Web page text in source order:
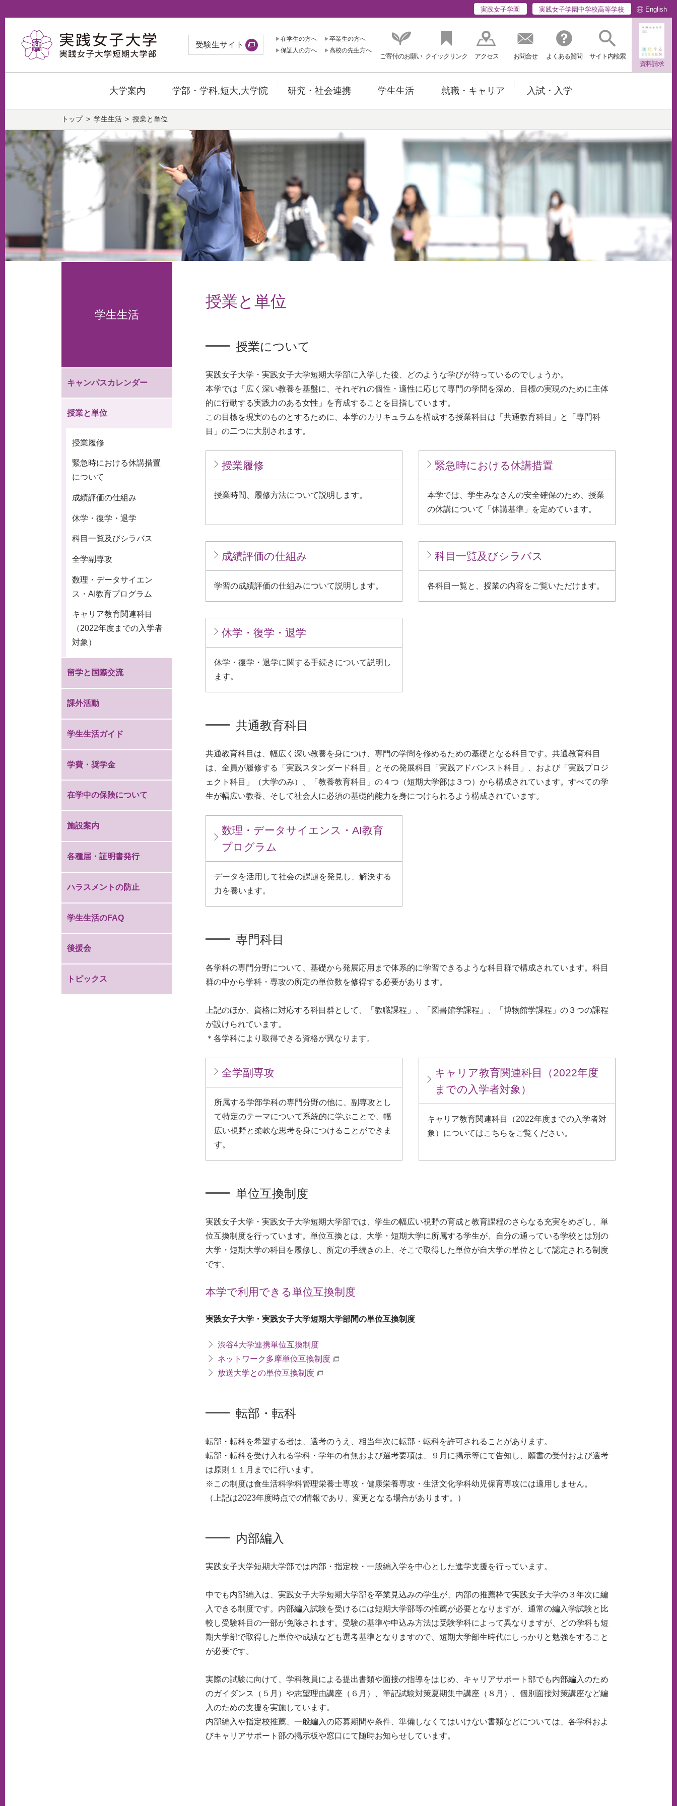
実践女子学園 実践女子学園中学校高等学校 English
受験生サイト
在学生の方へ
卒業生の方へ
保証人の方へ
高校の先生方へ
ご寄付のお願い クイックリンク アクセス お問合せ よくある質問
サイト内検索
資料請求
大学案内 学部・学科,短大,大学院 研究・社会連携 学生生活 就職・キャリア 入試・入学
トップ 学生生活 授業と単位
学生生活
キャンパスカレンダー
授業と単位
授業履修
緊急時における休講措置
について
成績評価の仕組み
休学・復学・退学
科目一覧及びシラバス
全学副専攻
数理・データサイエン
ス・AI教育プログラム
キャリア教育関連科目
（2022年度までの入学者
対象）
留学と国際交流
課外活動
学生生活ガイド
学費・奨学金
在学中の保険について
施設案内
各種届・証明書発行
ハラスメントの防止
学生生活のFAQ
後援会
トピックス
授業と単位
授業について
実践女子大学・実践女子大学短期大学部に入学した後、どのような学びが待っているのでしょうか。
本学では「広く深い教養を基盤に、それぞれの個性・適性に応じて専門の学問を深め、目標の実現のために主体
的に行動する実践力のある女性」を育成することを目指しています。
この目標を現実のものとするために、本学のカリキュラムを構成する授業科目は「共通教育科目」と「専門科
目」の二つに大別されます。
授業履修
授業時間、履修方法について説明します。
緊急時における休講措置
本学では、学生みなさんの安全確保のため、授業
の休講について「休講基準」を定めています。
成績評価の仕組み
学習の成績評価の仕組みについて説明します。
科目一覧及びシラバス
各科目一覧と、授業の内容をご覧いただけます。
休学・復学・退学
休学・復学・退学に関する手続きについて説明し
ます。
共通教育科目
共通教育科目は、幅広く深い教養を身につけ、専門の学問を修めるための基礎となる科目です。共通教育科目
は、全員が履修する「実践スタンダード科目」とその発展科目「実践アドバンスト科目」、および「実践プロジ
ェクト科目」（大学のみ）、「教養教育科目」の４つ（短期大学部は３つ）から構成されています。すべての学
生が幅広い教養、そして社会人に必須の基礎的能力を身につけられるよう構成されています。
数理・データサイエンス・AI教育
プログラム
データを活用して社会の課題を発見し、解決する
力を養います。
専門科目
各学科の専門分野について、基礎から発展応用まで体系的に学習できるような科目群で構成されています。科目
群の中から学科・専攻の所定の単位数を修得する必要があります。
上記のほか、資格に対応する科目群として、「教職課程」、「図書館学課程」、「博物館学課程」の３つの課程
が設けられています。
＊各学科により取得できる資格が異なります。
全学副専攻
所属する学部学科の専門分野の他に、副専攻とし
て特定のテーマについて系統的に学ぶことで、幅
広い視野と柔軟な思考を身につけることができま
す。
キャリア教育関連科目（2022年度
までの入学者対象）
キャリア教育関連科目（2022年度までの入学者対
象）についてはこちらをご覧ください。
単位互換制度
実践女子大学・実践女子大学短期大学部では、学生の幅広い視野の育成と教育課程のさらなる充実をめざし、単
位互換制度を行っています。単位互換とは、大学・短期大学に所属する学生が、自分の通っている学校とは別の
大学・短期大学の科目を履修し、所定の手続きの上、そこで取得した単位が自大学の単位として認定される制度
です。
本学で利用できる単位互換制度
実践女子大学・実践女子大学短期大学部間の単位互換制度
渋谷4大学連携単位互換制度
ネットワーク多摩単位互換制度
放送大学との単位互換制度
転部・転科
転部・転科を希望する者は、選考のうえ、相当年次に転部・転科を許可されることがあります。
転部・転科を受け入れる学科・学年の有無および選考要項は、９月に掲示等にて告知し、願書の受付および選考
は原則１１月までに行います。
※この制度は食生活科学科管理栄養士専攻・健康栄養専攻・生活文化学科幼児保育専攻には適用しません。
（上記は2023年度時点での情報であり、変更となる場合があります。）
内部編入
実践女子大学短期大学部では内部・指定校・一般編入学を中心とした進学支援を行っています。
中でも内部編入は、実践女子大学短期大学部を卒業見込みの学生が、内部の推薦枠で実践女子大学の３年次に編
入できる制度です。内部編入試験を受けるには短期大学部等の推薦が必要となりますが、通常の編入学試験と比
較し受験科目の一部が免除されます。受験の基準や申込み方法は受験学科によって異なりますが、どの学科も短
期大学部で取得した単位や成績なども選考基準となりますので、短期大学部生時代にしっかりと勉強をすること
が必要です。
実際の試験に向けて、学科教員による提出書類や面接の指導をはじめ、キャリアサポート部でも内部編入のため
のガイダンス（５月）や志望理由講座（６月）、筆記試験対策夏期集中講座（８月）、個別面接対策講座など編
入のための支援を実施しています。
内部編入や指定校推薦、一般編入の応募期間や条件、準備しなくてはいけない書類などについては、各学科およ
びキャリアサポート部の掲示板や窓口にて随時お知らせしています。